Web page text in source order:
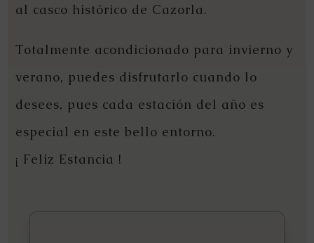
al casco histórico de Cazorla.
Totalmente acondicionado para invierno y
verano, puedes disfrutarlo cuando lo
desees, pues cada estación del año es
especial en este bello entorno.
¡ Feliz Estancia !